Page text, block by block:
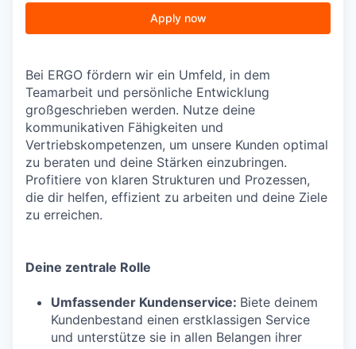
Apply now
Bei ERGO fördern wir ein Umfeld, in dem
Teamarbeit und persönliche Entwicklung
großgeschrieben werden. Nutze deine
kommunikativen Fähigkeiten und
Vertriebskompetenzen, um unsere Kunden optimal
zu beraten und deine Stärken einzubringen.
Profitiere von klaren Strukturen und Prozessen,
die dir helfen, effizient zu arbeiten und deine Ziele
zu erreichen.
Deine zentrale Rolle
Umfassender Kundenservice: Biete deinem
Kundenbestand einen erstklassigen Service
und unterstütze sie in allen Belangen ihrer